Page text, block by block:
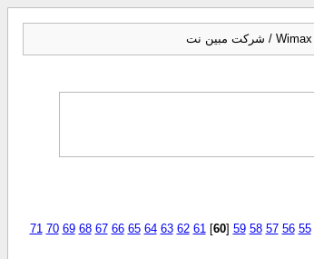
55
56
57
58
59
[
60
]
61
62
63
64
65
66
67
68
69
70
71